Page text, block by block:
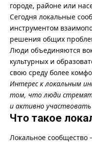
городе, районе или
Сегодня локальные
инструментом
решения общих
Люди объединяются
культурных и
свою среду более
Интерес к локальным
том, что люди
и активно участвовать
Что такое
Локальное сообщество